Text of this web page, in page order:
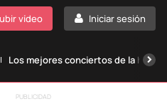
Iniciar sesión
vídeo
Los mejores conciertos de la
PUBLICIDAD